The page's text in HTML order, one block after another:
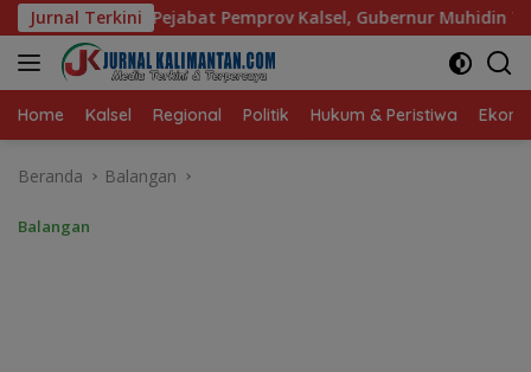
Langsung
ke
konten
Jurnal Terkini
Kalsel, Gubernur Muhidin Tegaskan Penempatan Berbasis
Home Kalsel Regional Politik Hukum & Peristiwa
Beranda Balangan
Balangan